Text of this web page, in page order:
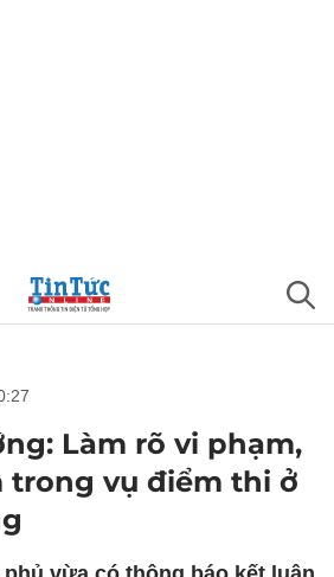
Làm rõ vi phạm,
trong vụ điểm thi ở